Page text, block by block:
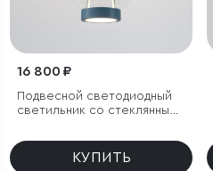
16 800 ₽
Подвесной светодиодный
светильник со стеклянным
КУПИТЬ